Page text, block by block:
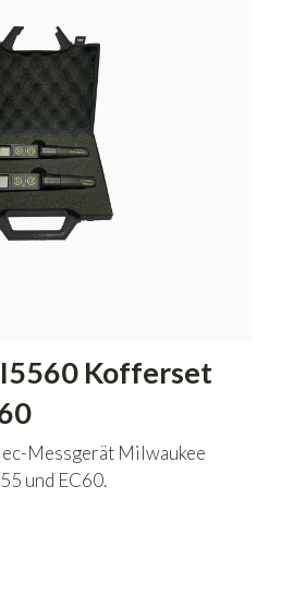
Kofferset
Messgerät Milwaukee
und EC60.